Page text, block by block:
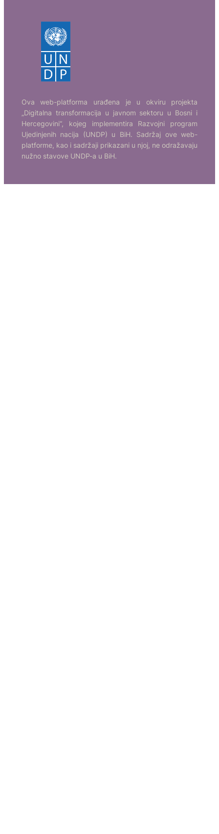
Ova web-platforma urađena je u okviru projekta
„Digitalna transformacija u javnom sektoru u Bosni i
Hercegovini“, kojeg implementira Razvojni program
Ujedinjenih nacija (UNDP) u BiH. Sadržaj ove web-
platforme, kao i sadržaji prikazani u njoj, ne odražavaju
nužno stavove UNDP-a u BiH.